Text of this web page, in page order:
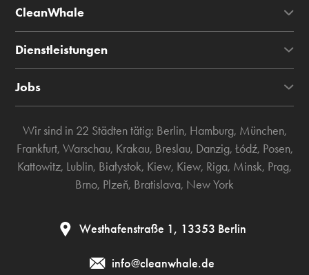
CleanWhale
Dienstleistungen
Jobs
Wir sind in 22 Städten tätig: Berlin, Hamburg, München,
Frankfurt, Warschau, Krakau, Breslau, Danzig, Łódź, Posen,
Kattowitz, Lublin, Białystok, Kiew, Kiew, Riga, Minsk, Prag,
Brno, Plzeň, Bratislava, New York
Westhafenstraße 1, 13353 Berlin
info@cleanwhale.de